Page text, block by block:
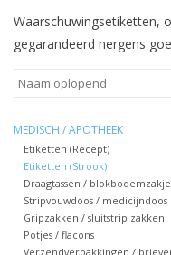
Horeca & Food
Verzend-etiketten
Merken
Waarschuwingsetiketten,
gegarandeerd nergens
MEDISCH / APOTHEEK
Etiketten (Recept)
Etiketten (Strook)
Draagtassen /
Stripvouwdoos / medicijndoos
Gripzakken / sluitstrip zakken
Potjes / flacons
Verzendverpakkingen /